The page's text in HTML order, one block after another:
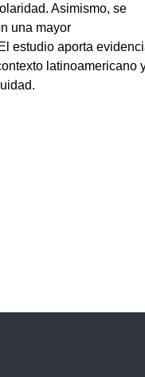
Asimismo, se
una mayor
estudio aporta
latinoamericano